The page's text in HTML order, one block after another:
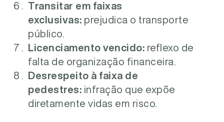
Transitar em faixas
exclusivas: prejudica o transporte
público.
Licenciamento vencido: reflexo de
falta de organização financeira.
Desrespeito à faixa de
pedestres: infração que expõe
diretamente vidas em risco.